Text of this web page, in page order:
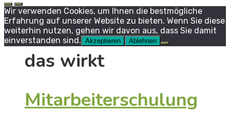
Traumasensibilität
vor Ort - Wissen
das wirkt
Mitarbeiterschulung
Wir verwenden Cookies, um Ihnen die bestmögliche
Erfahrung auf unserer Website zu bieten. Wenn Sie diese
weiterhin nutzen, gehen wir davon aus, dass Sie damit
einverstanden sind. Akzeptieren Ablehnen